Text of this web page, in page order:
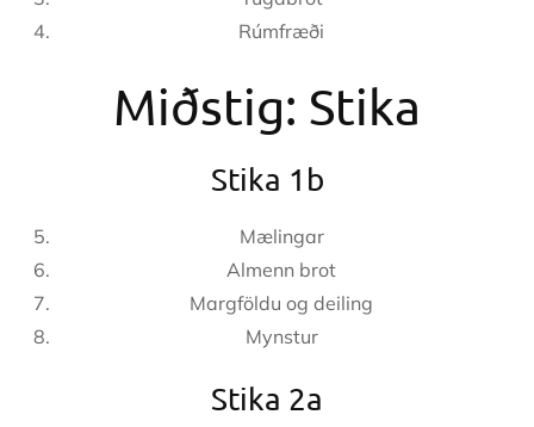
Rúmfræði
Miðstig: Stika
Stika 1b
Mælingar
Almenn brot
Margföldu og deiling
Mynstur
Stika 2a